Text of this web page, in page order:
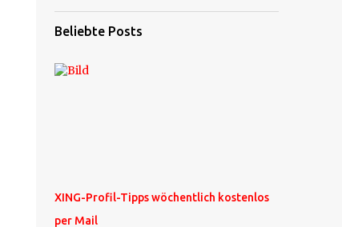
Beliebte Posts
XING-Profil-Tipps wöchentlich kostenlos
per Mail